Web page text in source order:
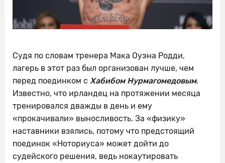
Судя по словам тренера Мака Оуэна Родди,
лагерь в этот раз был организован лучше, чем
перед поединком с Хабибом Нурмагомедовым.
Известно, что ирландец на протяжении месяца
тренировался дважды в день и ему
«прокачивали» выносливость. За «физику»
наставники взялись, потому что предстоящий
поединок «Ноториуса» может дойти до
судейского решения, ведь нокаутировать